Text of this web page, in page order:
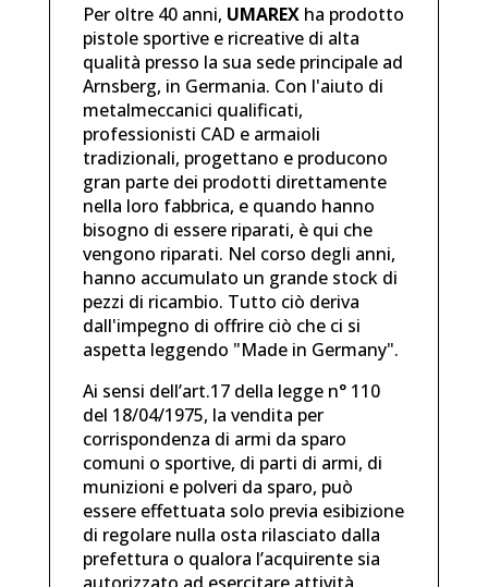
Per oltre 40 anni, UMAREX ha prodotto
pistole sportive e ricreative di alta
qualità presso la sua sede principale ad
Arnsberg, in Germania. Con l'aiuto di
metalmeccanici qualificati,
professionisti CAD e armaioli
tradizionali, progettano e producono
gran parte dei prodotti direttamente
nella loro fabbrica, e quando hanno
bisogno di essere riparati, è qui che
vengono riparati. Nel corso degli anni,
hanno accumulato un grande stock di
pezzi di ricambio. Tutto ciò deriva
dall'impegno di offrire ciò che ci si
aspetta leggendo "Made in Germany".
Ai sensi dell’art.17 della legge n° 110
del 18/04/1975, la vendita per
corrispondenza di armi da sparo
comuni o sportive, di parti di armi, di
munizioni e polveri da sparo, può
essere effettuata solo previa esibizione
di regolare nulla osta rilasciato dalla
prefettura o qualora l’acquirente sia